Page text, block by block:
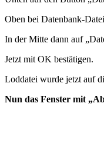
Oben bei Datenbank-
In der Mitte dann auf
Jetzt mit OK bestätigen.
Loddatei wurde jetzt auf
Nun das Fenster mit